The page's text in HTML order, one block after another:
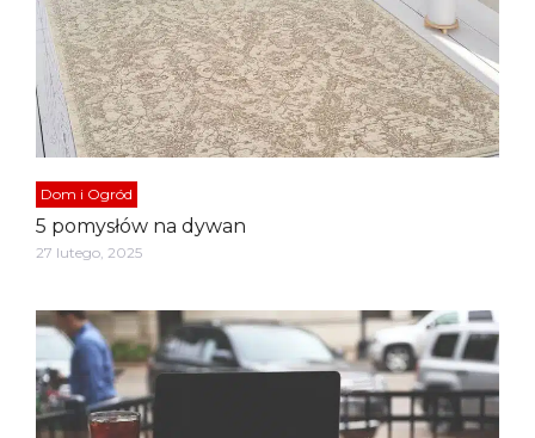
Dom i Ogród
5 pomysłów na dywan
27 lutego, 2025